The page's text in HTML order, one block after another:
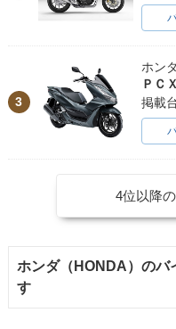
3
ホン
ＰＣ
掲載
4位以降
ホンダ（HONDA）のバ
す